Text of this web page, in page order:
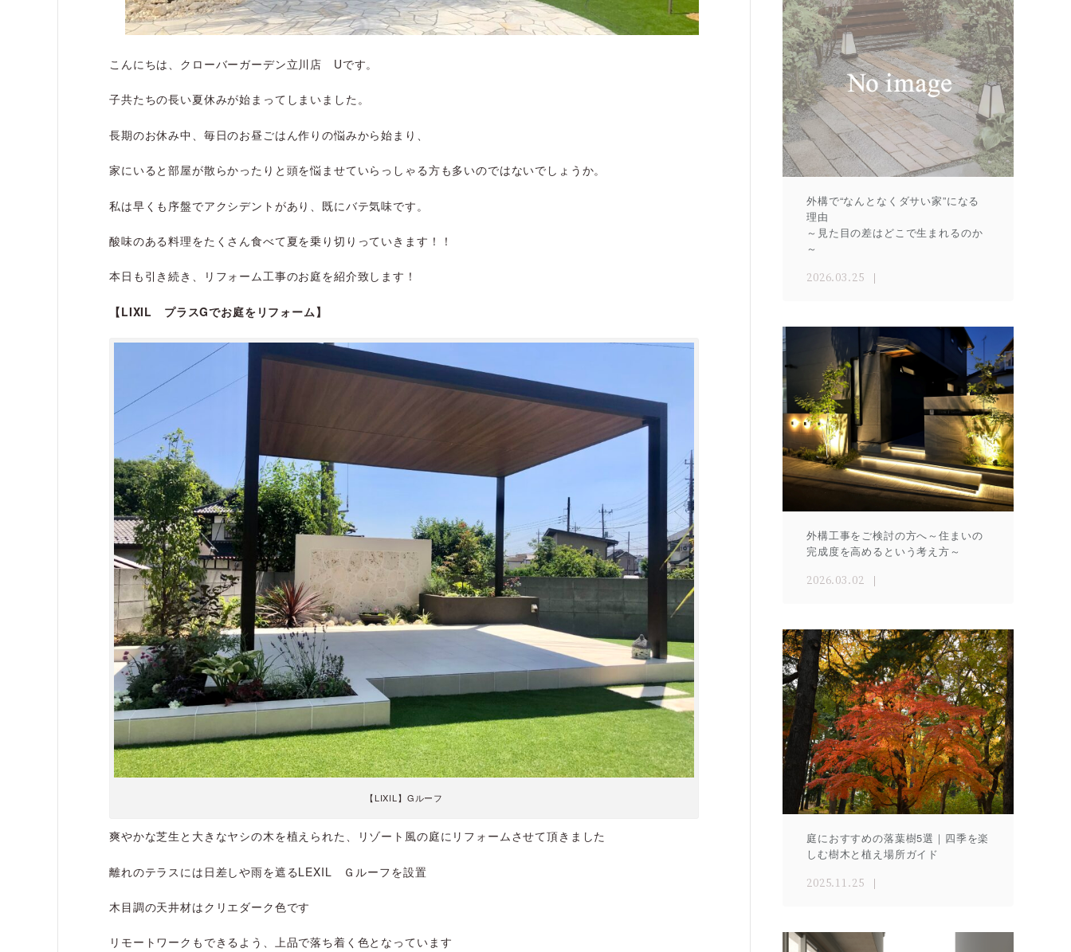
こんにちは、クローバーガーデン立川店 Uです。
子共たちの長い夏休みが始まってしまいました。
長期のお休み中、毎日のお昼ごはん作りの悩みから始まり、
家にいると部屋が散らかったりと頭を悩ませていらっしゃる方も多いのではないでしょうか。
私は早くも序盤でアクシデントがあり、既にバテ気味です。
酸味のある料理をたくさん食べて夏を乗り切りっていきます！！
本日も引き続き、リフォーム工事のお庭を紹介致します！
【LIXIL プラスGでお庭をリフォーム】
【LIXIL】Gルーフ
爽やかな芝生と大きなヤシの木を植えられた、リゾート風の庭にリフォームさせて頂きました
離れのテラスには日差しや雨を遮るLEXIL Ｇルーフを設置
木目調の天井材はクリエダーク色です
リモートワークもできるよう、上品で落ち着く色となっています
外構で“なんとなくダサい家”になる
理由
～見た目の差はどこで生まれるのか
～
2026.03.25
外構工事をご検討の方へ～住まいの
完成度を高めるという考え方～
2026.03.02
庭におすすめの落葉樹5選｜四季を楽
しむ樹木と植え場所ガイド
2025.11.25